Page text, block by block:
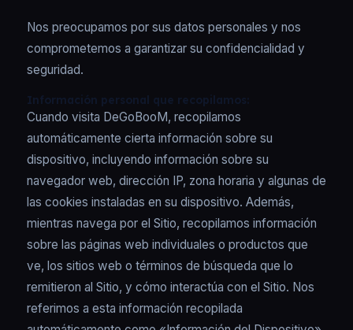
Nos preocupamos por sus datos personales y nos
comprometemos a garantizar su confidencialidad y
seguridad.
Información personal que recopilamos:
Cuando visita DeGoBooM, recopilamos
automáticamente cierta información sobre su
dispositivo, incluyendo información sobre su
navegador web, dirección IP, zona horaria y algunas de
las cookies instaladas en su dispositivo. Además,
mientras navega por el Sitio, recopilamos información
sobre las páginas web individuales o productos que
ve, los sitios web o términos de búsqueda que lo
remitieron al Sitio, y cómo interactúa con el Sitio. Nos
referimos a esta información recopilada